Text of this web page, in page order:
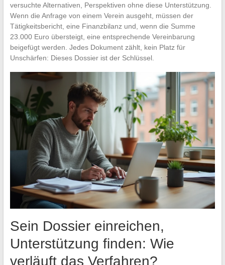
versuchte Alternativen, Perspektiven ohne diese Unterstützung.
Wenn die Anfrage von einem Verein ausgeht, müssen der
Tätigkeitsbericht, eine Finanzbilanz und, wenn die Summe
23.000 Euro übersteigt, eine entsprechende Vereinbarung
beigefügt werden. Jedes Dokument zählt, kein Platz für
Unschärfen: Dieses Dossier ist der Schlüssel.
Sein Dossier einreichen,
Unterstützung finden: Wie
verläuft das Verfahren?